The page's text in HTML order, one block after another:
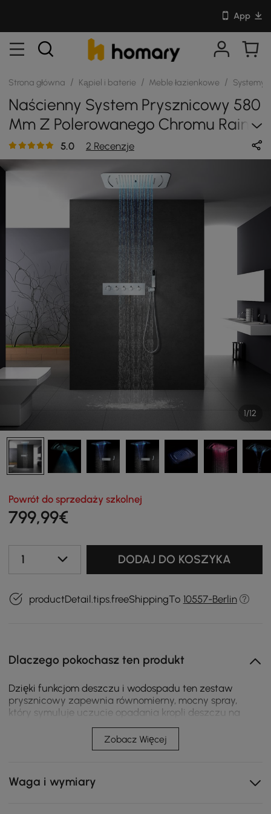
App
Strona główna / Kąpiel i baterie / Meble łazienkowe / Systemy
Naścienny System Prysznicowy 580
Mm Z Polerowanego Chromu Rain 4
Funkcje Termostatyczne
5.0 2 Recenzje
1/12
Powrót do sprzedaży szkolnej
799,99€
1 DODAJ DO KOSZYKA
productDetail.tips.freeShippingTo 10557-Berlin
Dlaczego pokochasz ten produkt
Dzięki funkcjom deszczu i wodospadu ten zestaw
prysznicowy zapewnia równomierny, mocny spray,
który symuluje uczucie opadania kropli deszczu na
zapewnia jednolity spray na całej powierzchni, który
jest idealny na każdą potrzebę prysznica, od płukania
zimnej wody nawet wtedy, gdy zawór jest włączony lub
Zobacz Więcej
Waga i wymiary